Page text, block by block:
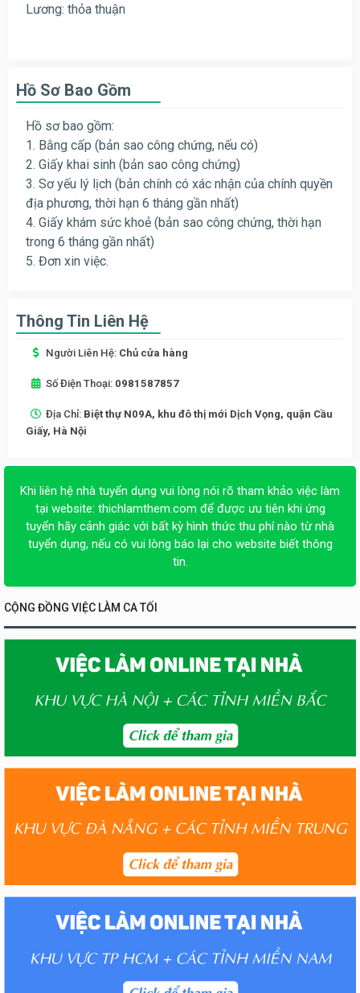
Lương: thỏa thuận
Hồ Sơ Bao Gồm
Hồ sơ bao gồm:
1. Bằng cấp (bản sao công chứng, nếu có)
2. Giấy khai sinh (bản sao công chứng)
3. Sơ yếu lý lịch (bản chính có xác nhận của chính quyền
địa phương, thời hạn 6 tháng gần nhất)
4. Giấy khám sức khoẻ (bản sao công chứng, thời hạn
trong 6 tháng gần nhất)
5. Đơn xin việc.
Thông Tin Liên Hệ
Người Liên Hệ: Chủ cửa hàng
Số Điện Thoại: 0981587857
Địa Chỉ: Biệt thự N09A, khu đô thị mới Dịch Vọng, quận Cầu
Giấy, Hà Nội
Khi liên hệ nhà tuyển dụng vui lòng nói rõ tham khảo việc làm
tại website: thichlamthem.com để được ưu tiên khi ứng
tuyển hãy cảnh giác với bất kỳ hình thức thu phí nào từ nhà
tuyển dụng, nếu có vui lòng báo lại cho website biết thông
tin.
CỘNG ĐỒNG VIỆC LÀM CA TỐI